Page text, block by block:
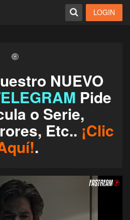
LOGIN
NUEVO
Pide
o Serie,
Etc.. ¡Clic
.